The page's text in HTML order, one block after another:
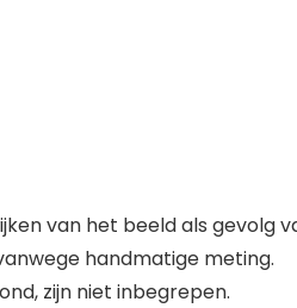
van het beeld als
handmatige meting.
zijn niet inbegrepen.